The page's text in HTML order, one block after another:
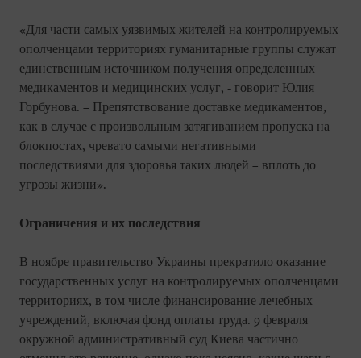
«Для части самых уязвимых жителей на контролируемых
ополченцами территориях гуманитарные группы служат
единственным источником получения определенных
медикаментов и медицинских услуг, - говорит Юлия
Горбунова. – Препятствование доставке медикаментов,
как в случае с произвольным затягиванием пропуска на
блокпостах, чревато самыми негативными
последствиями для здоровья таких людей – вплоть до
угрозы жизни».
Ограничения и их последствия
В ноябре правительство Украины прекратило оказание
государственных услуг на контролируемых ополченцами
территориях, в том числе финансирование лечебных
учреждений, включая фонд оплаты труда. 9 февраля
окружной административный суд Киева частично